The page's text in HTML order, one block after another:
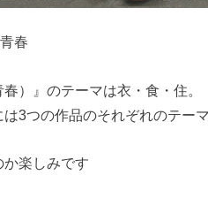
春
春）』のテーマは衣・食・住。
3つの作品のそれぞれのテー
か楽しみです